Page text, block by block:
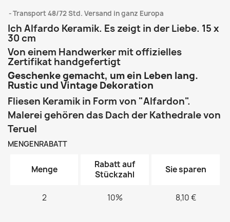
Transport 48/72 Std. Versand in ganz Europa
Ich Alfardo Keramik. Es zeigt in der Liebe. 15 x
30 cm
Von einem Handwerker mit offizielles
Zertifikat handgefertigt
Geschenke gemacht, um ein Leben lang.
Rustic und Vintage Dekoration
Fliesen Keramik in Form von "Alfardon".
Malerei gehören das Dach der Kathedrale von
Teruel
MENGENRABATT
Menge
Rabatt auf
Stückzahl
Sie sparen
2 10% 8,10 €